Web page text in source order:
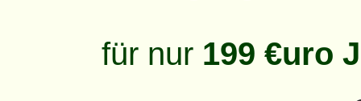
für nur 199 €uro